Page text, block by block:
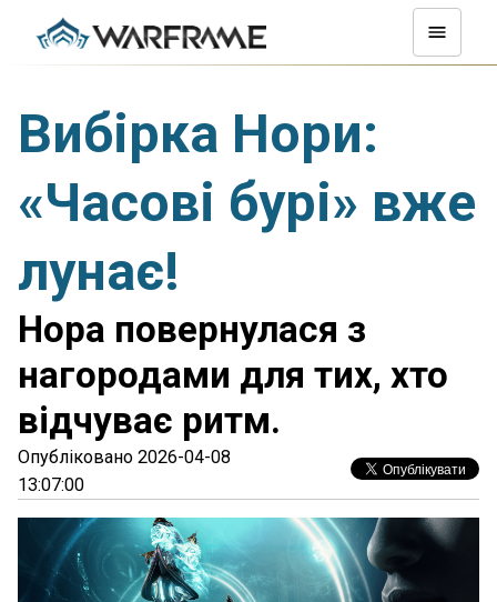
Вибірка Нори:
«Часові бурі» вже
лунає!
Нора повернулася з
нагородами для тих, хто
відчуває ритм.
Опубліковано 2026-04-08
13:07:00